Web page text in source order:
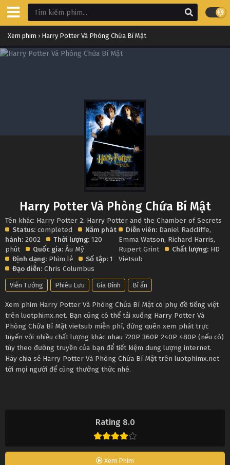
Xem phim › Harry Potter Và Phòng Chứa Bí Mật
Rating 8.0
Xem Phim
Harry Potter Và Phòng Chứa Bí Mật
Tên khác: Harry Potter 2: Harry Potter and the Chamber of Secrets
Status: completed
Năm phát
hành: 2002 Thời lượng: 120
phút
Quốc gia: Âu Mỹ
Định dạng: Phim lẻ Số tập: 1
Đạo diễn: Chris Columbus
Diễn viên: Daniel Radcliffe,
Emma Watson, Richard Harris,
Rupert Grint
Chất lượng:
Vietsub
Viễn Tưởng Phiêu Lưu Gia Đình Bí ẩn
Xem phim Harry Potter Và Phòng Chứa Bí Mật có phụ đề tiếng việt
trên luotphimx.net. Bạn cũng có thể tải xuống Harry Potter Và
Phòng Chứa Bí Mật vietsub miễn phí, đừng quên xem phát trực
tuyến với nhiều chất lượng khác nhau 720P 360P 240P 480P (nếu có)
tùy theo đường truyền của bạn để tiết kiệm dung lượng internet.
Hãy chia sẻ Harry Potter Và Phòng Chứa Bí Mật trên luotphimx.net
tới mọi người để cùng thưởng thức nhé.